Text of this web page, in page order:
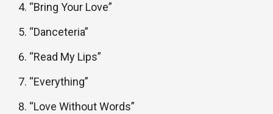
“Bring Your Love”
“Danceteria”
“Read My Lips”
“Everything”
“Love Without Words”